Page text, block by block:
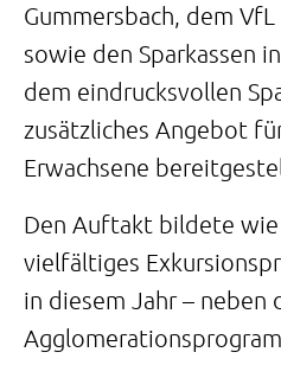
Gummersbach, dem
sowie den Sparkassen
dem eindrucksvollen
zusätzliches Angebot
Erwachsene
Den Auftakt bildete
vielfältiges
in diesem Jahr – neben